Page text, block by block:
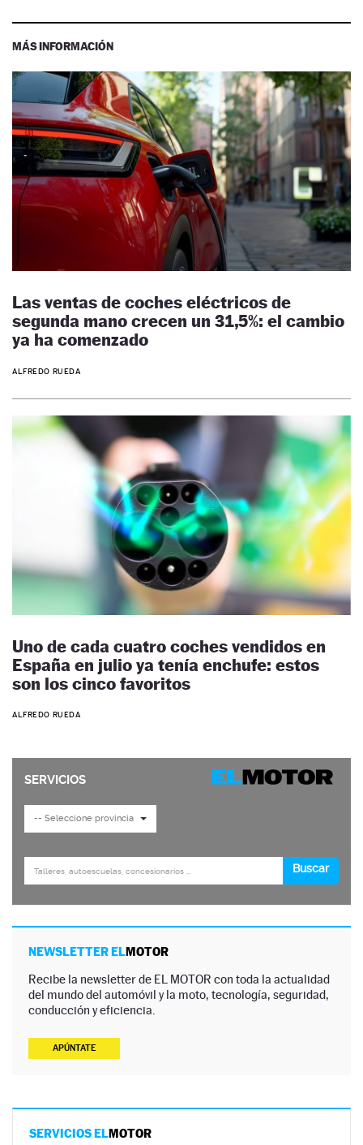
MÁS INFORMACIÓN
Las ventas de coches eléctricos de
segunda mano crecen un 31,5%: el cambio
ya ha comenzado
ALFREDO RUEDA
Uno de cada cuatro coches vendidos en
España en julio ya tenía enchufe: estos
son los cinco favoritos
ALFREDO RUEDA
NEWSLETTER ELMOTOR
Recibe la newsletter de EL MOTOR con toda la actualidad
del mundo del automóvil y la moto, tecnología, seguridad,
conducción y eficiencia.
APÚNTATE
SERVICIOS ELMOTOR